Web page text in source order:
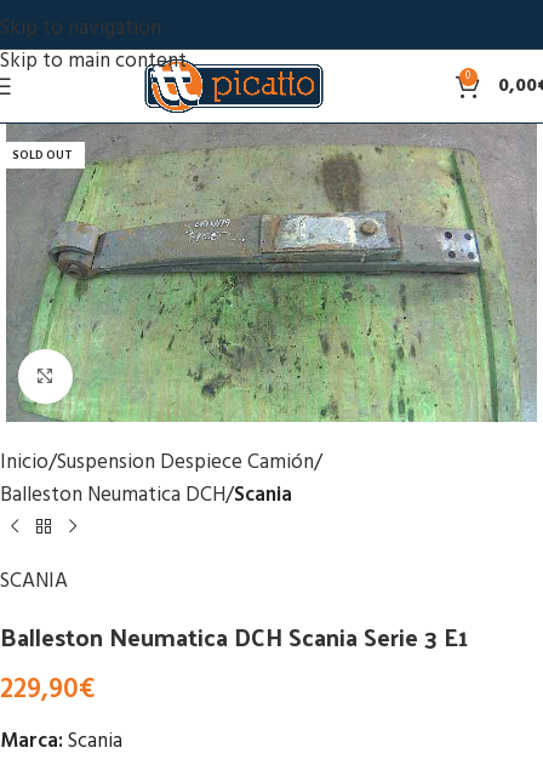
Skip to navigation
Skip to main content
0 0,00
SOLD OUT
Click to enlarge
Inicio Suspension Despiece Camión
Balleston Neumatica DCH Scania
SCANIA
Balleston Neumatica DCH Scania Serie 3 E1
229,90€
Marca:Scania